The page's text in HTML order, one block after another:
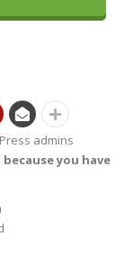
admins
you have